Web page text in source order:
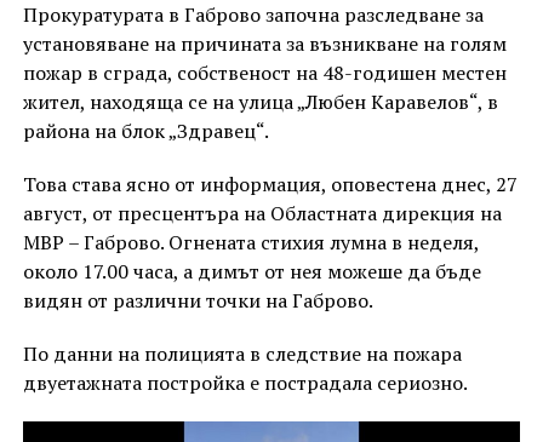
Прокуратурата в Габрово започна разследване за
установяване на причината за възникване на голям
пожар в сграда, собственост на 48-годишен местен
жител, находяща се на улица „Любен Каравелов“, в
района на блок „Здравец“.
Това става ясно от информация, оповестена днес, 27
август, от пресцентъра на Областната дирекция на
МВР – Габрово. Огнената стихия лумна в неделя,
около 17.00 часа, а димът от нея можеше да бъде
видян от различни точки на Габрово.
По данни на полицията в следствие на пожара
двуетажната постройка е пострадала сериозно.